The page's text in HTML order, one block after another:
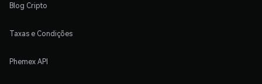
Blog Cripto
Taxas e Condições
Phemex API